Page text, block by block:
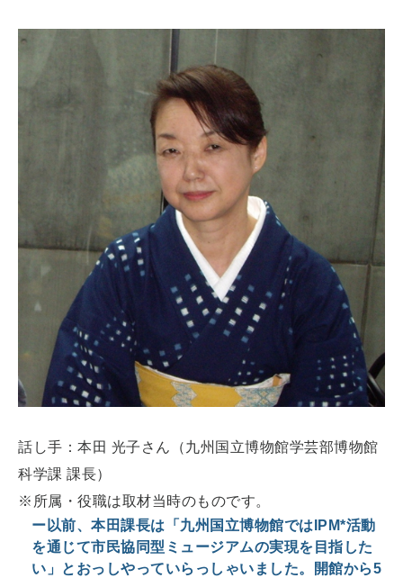
話し手：本田 光子さん（九州国立博物館学芸部博物館
科学課 課長）
※所属・役職は取材当時のものです。
ー以前、本田課長は「九州国立博物館ではIPM*活動
を通じて市民協同型ミュージアムの実現を目指した
い」とおっしやっていらっしゃいました。開館から5